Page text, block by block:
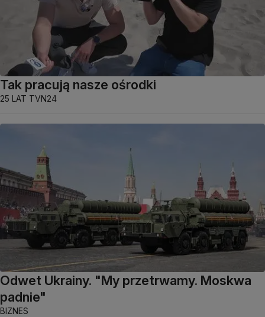
Tak pracują nasze ośrodki
25 LAT TVN24
Odwet Ukrainy. "My przetrwamy. Moskwa
padnie"
BIZNES